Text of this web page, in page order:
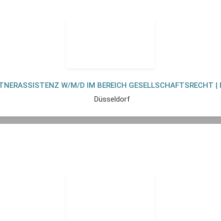
W/M/D IM BEREICH GESELLSCHAFTSRECHT |
Düsseldorf